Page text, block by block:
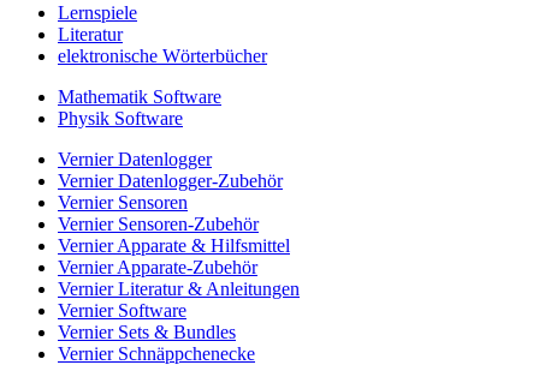
Lernspiele
Literatur
elektronische Wörterbücher
Mathematik Software
Physik Software
Vernier Datenlogger
Vernier Datenlogger-Zubehör
Vernier Sensoren
Vernier Sensoren-Zubehör
Vernier Apparate & Hilfsmittel
Vernier Apparate-Zubehör
Vernier Literatur & Anleitungen
Vernier Software
Vernier Sets & Bundles
Vernier Schnäppchenecke